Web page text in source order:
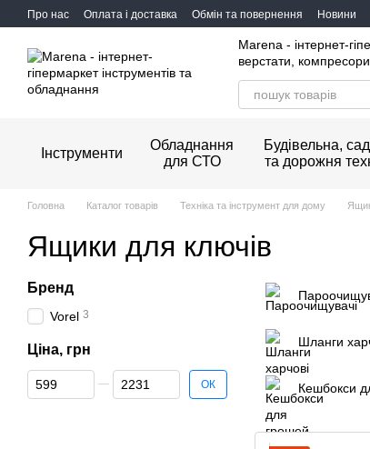
Перейти до основного контенту
Про нас Оплата і доставка Обмін та повернення Новини
Marena - інтернет-
верстати, компресори
Інструменти
Обладнання
для СТО
Будівельна,
та дорожня
Головна Каталог товарів Техніка та інструмент для дому
Ящики для ключів
Шланги
Кешбокси
Бренд
Vorel 3
Ціна, грн
Від Ціна, грн
До Ціна, грн ОК